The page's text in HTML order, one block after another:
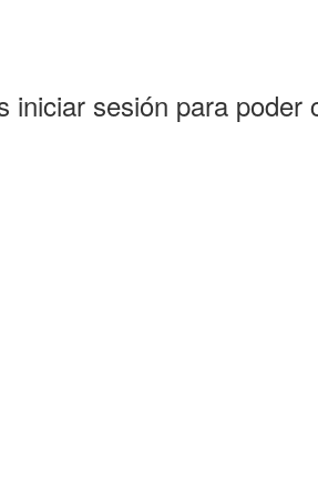
iniciar sesión para poder